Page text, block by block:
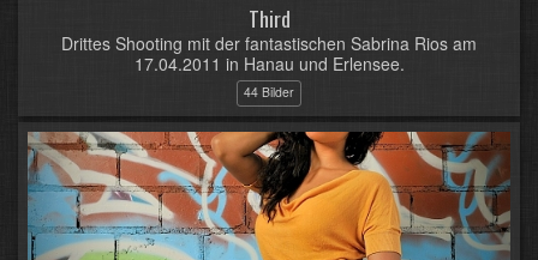
Third
Drittes Shooting mit der fantastischen Sabrina Rios am
17.04.2011 in Hanau und Erlensee.
44 Bilder